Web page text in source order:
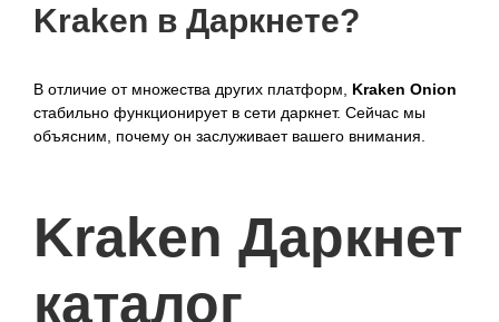
Kraken в Даркнете?
В отличие от множества других платформ, Kraken Onion
стабильно функционирует в сети даркнет. Сейчас мы
объясним, почему он заслуживает вашего внимания.
Kraken Даркнет
каталог